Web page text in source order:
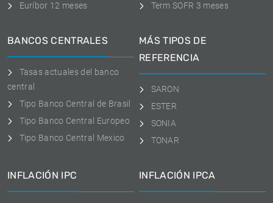
Euríbor 12 meses
Term SOFR 3 meses
BANCOS CENTRALES
Tasas actuales del banco
central
Tipo Banco Central de Brasil
Tipo Banco Central Europeo
Tipo Banco Central Mexico
MÁS TIPOS DE
REFERENCIA
SARON
ESTER
SONIA
TONAR
INFLACIÓN IPC INFLACIÓN IPCA